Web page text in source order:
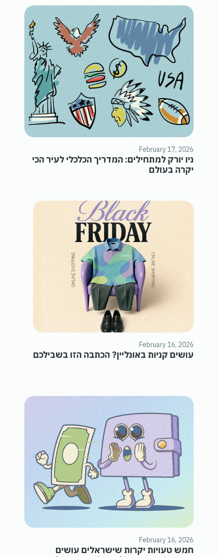
February 17, 2026
ניו יורק למתחילים: המדריך הכלכלי לעיר הכי
יקרה בעולם
February 16, 2026
עושים קניות באונליין? הכתבה הזו בשבילכם
February 16, 2026
חמש טעויות יקרות שישראלים עושים